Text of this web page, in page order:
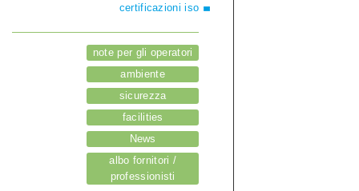
certificazioni iso
note per gli operatori
ambiente
sicurezza
facilities
News
albo fornitori /
professionisti